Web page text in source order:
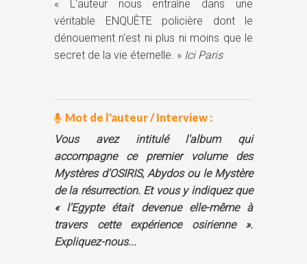
« L'auteur nous entraîne dans une
véritable ENQUÊTE policière dont le
dénouement n'est ni plus ni moins que le
secret de la vie éternelle. » Ici Paris
Mot de l'auteur / Interview :
Vous avez intitulé l'album qui
accompagne ce premier volume des
Mystères d'OSIRIS, Abydos ou le Mystère
de la résurrection. Et vous y indiquez que
« l'Egypte était devenue elle-même à
travers cette expérience osirienne ».
Expliquez-nous...